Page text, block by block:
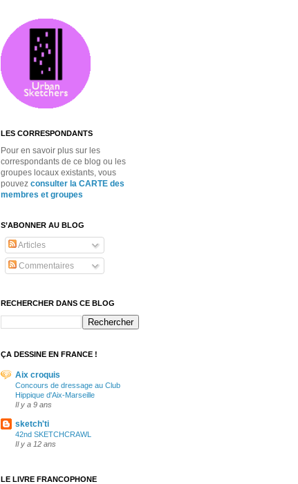
LES CORRESPONDANTS
Pour en savoir plus sur les
correspondants de ce blog ou les
groupes locaux existants, vous
pouvez consulter la CARTE des
membres et groupes
S’ABONNER AU BLOG
Articles
Commentaires
RECHERCHER DANS CE BLOG
ÇA DESSINE EN FRANCE !
Aix croquis
Concours de dressage au Club
Hippique d'Aix-Marseille
Il y a 9 ans
sketch'ti
42nd SKETCHCRAWL
Il y a 12 ans
LE LIVRE FRANCOPHONE